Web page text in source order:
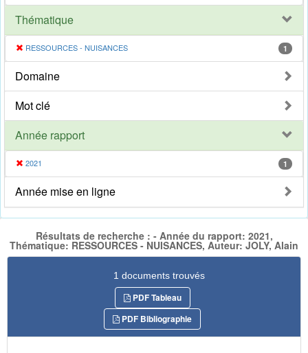
Thématique
RESSOURCES - NUISANCES 1
Domaine
Mot clé
Année rapport
2021 1
Année mise en ligne
Résultats de recherche : - Année du rapport: 2021,
Thématique: RESSOURCES - NUISANCES, Auteur: JOLY, Alain
1 documents trouvés
PDF Tableau
PDF Bibliographie